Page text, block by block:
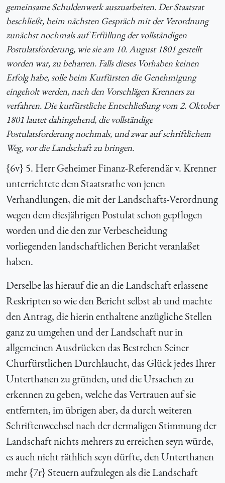
gemeinsame Schuldenwerk auszuarbeiten. Der Staatsrat
beschließt, beim nächsten Gespräch mit der Verordnung
zunächst nochmals auf Erfüllung der vollständigen
Postulatsforderung, wie sie am 10. August 1801 gestellt
worden war, zu beharren. Falls dieses Vorhaben keinen
Erfolg habe, solle beim Kurfürsten die Genehmigung
eingeholt werden, nach den Vorschlägen Krenners zu
verfahren. Die kurfürstliche Entschließung vom 2. Oktober
1801 lautet dahingehend, die vollständige
Postulatsforderung nochmals, und zwar auf schriftlichem
Weg, vor die Landschaft zu bringen.
{6v} 5. Herr Geheimer Finanz-Referendärv.Krenner
unterrichtete dem Staatsrathe von jenen
Verhandlungen, die mit der Landschafts-Verordnung
wegen dem diesjährigen Postulat schon gepflogen
worden und die den zur Verbescheidung
vorliegenden landschaftlichen Bericht veranlaßet
haben.
Derselbe las hierauf die an die Landschaft erlassene
Reskripten so wie den Bericht selbst ab und machte
den Antrag, die hierin enthaltene anzügliche Stellen
ganz zu umgehen und der Landschaft nur in
allgemeinen Ausdrücken das Bestreben Seiner
Churfürstlichen Durchlaucht, das Glück jedes Ihrer
Unterthanen zu gründen, und die Ursachen zu
erkennen zu geben, welche das Vertrauen auf sie
entfernten, im übrigen aber, da durch weiteren
Schriftenwechsel nach der dermaligen Stimmung der
Landschaft nichts mehrers zu erreichen seyn würde,
es auch nicht räthlich seyn dürfte, den Unterthanen
mehr {7r} Steuern aufzulegen als die Landschaft